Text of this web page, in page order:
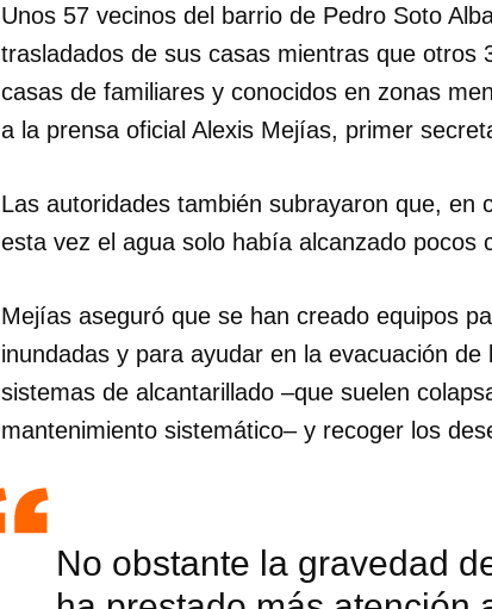
Unos 57 vecinos del barrio de Pedro Soto
trasladados de sus casas mientras que otros
casas de familiares y conocidos en zonas
a la prensa oficial Alexis Mejías, primer
Las autoridades también subrayaron que, en
esta vez el agua solo había alcanzado pocos
Mejías aseguró que se han creado equipos
inundadas y para ayudar en la evacuación
sistemas de alcantarillado –que suelen
mantenimiento sistemático– y recoger los
No obstante la gravedad